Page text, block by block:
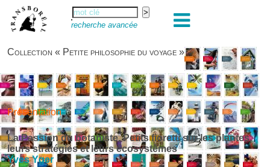
recherche avancée
Collection « Petite philosophie du voyage »
Présentation
La Passion du botaniste, Petits fioretti sur les plantes,
leurs stratégies et leurs écosystèmes
Yves Yger